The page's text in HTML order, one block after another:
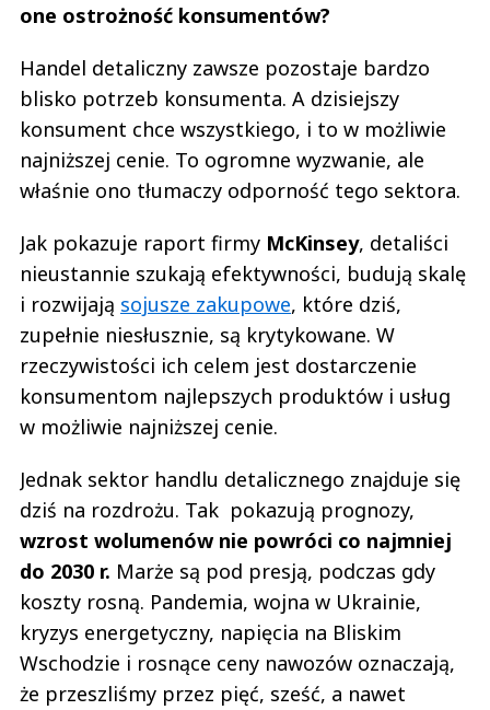
one ostrożność konsumentów?
Handel detaliczny zawsze pozostaje bardzo
blisko potrzeb konsumenta. A dzisiejszy
konsument chce wszystkiego, i to w możliwie
najniższej cenie. To ogromne wyzwanie, ale
właśnie ono tłumaczy odporność tego sektora.
Jak pokazuje raport firmy McKinsey, detaliści
nieustannie szukają efektywności, budują skalę
i rozwijają sojusze zakupowe, które dziś,
zupełnie niesłusznie, są krytykowane. W
rzeczywistości ich celem jest dostarczenie
konsumentom najlepszych produktów i usług
w możliwie najniższej cenie.
Jednak sektor handlu detalicznego znajduje się
dziś na rozdrożu. Tak pokazują prognozy,
wzrost wolumenów nie powróci co najmniej
do 2030 r. Marże są pod presją, podczas gdy
koszty rosną. Pandemia, wojna w Ukrainie,
kryzys energetyczny, napięcia na Bliskim
Wschodzie i rosnące ceny nawozów oznaczają,
że przeszliśmy przez pięć, sześć, a nawet